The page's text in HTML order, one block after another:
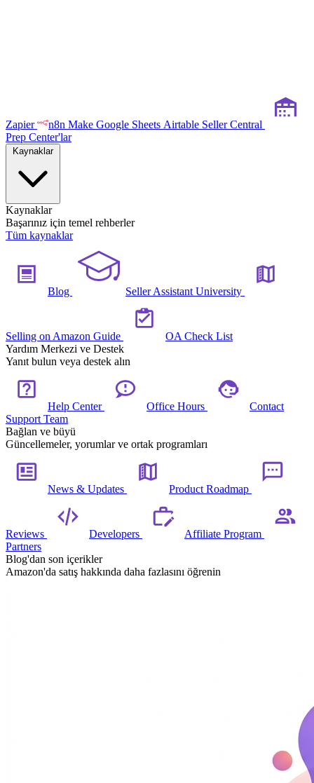
Zapier n8n Make Google Sheets Airtable Seller Central
Prep Center'lar
Kaynaklar
Kaynaklar
Başarınız için temel rehberler
Tüm kaynaklar
Blog Seller Assistant University
Selling on Amazon Guide
OA Check List
Yardım Merkezi ve Destek
Yanıt bulun veya destek alın
Help Center Office Hours
Contact
Support Team
Bağlan ve büyü
Güncellemeler, yorumlar ve ortak programları
News & Updates Product Roadmap
Reviews Developers
Affiliate Program
Partners
Blog'dan son içerikler
Amazon'da satış hakkında daha fazlasını öğrenin